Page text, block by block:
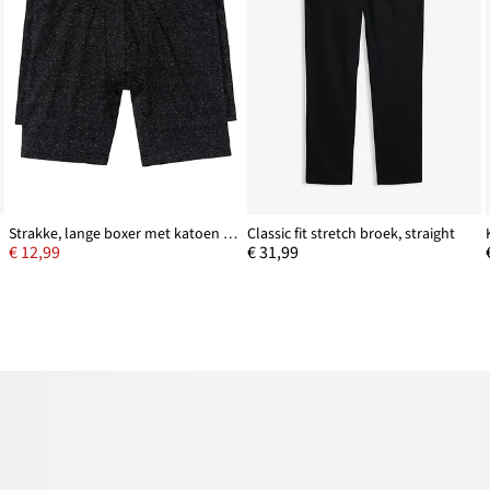
Strakke, lange boxer met katoen (set van 2)
€ 12,99
Classic fit stretch broek, straight
€ 31,99